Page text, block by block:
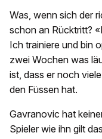
Was, wenn sich der
schon an Rücktritt?
Ich trainiere und bin
zwei Wochen was
ist, dass er noch
den Füssen hat.
Gavranovic hat
Spieler wie ihn gilt